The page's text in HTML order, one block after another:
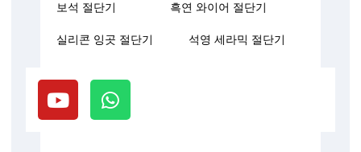
보석 절단기 흑연 와이어 절단기
실리콘 잉곳 절단기 석영 세라믹 절단기
유
튜
브
W
h
a